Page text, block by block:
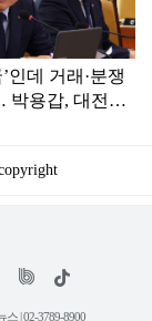
인데 거래·분쟁
박용갑, 대전
틱
| 02-3789-8900